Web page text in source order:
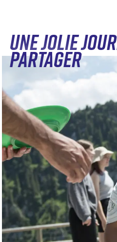
UNE JOLIE
PARTAGER